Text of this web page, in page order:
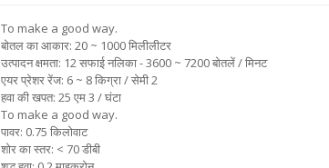
To make a good way.
बोतल का आकार: 20 ~ 1000 मिलीलीटर
उत्पादन क्षमता: 12 सफाई नलिका - 3600 ~ 7200 बोतलें / मिनट
एयर प्रेशर रेंज: 6 ~ 8 किग्रा / सेमी 2
हवा की खपत: 25 एम 3 / घंटा
To make a good way.
पावर: 0.75 किलोवाट
शोर का स्तर: < 70 डीबी